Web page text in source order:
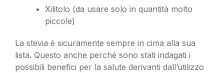
Xilitolo (da usare solo in quantità molto
piccole)
La stevia è sicuramente sempre in cima alla sua
lista. Questo anche perché sono stati indagati i
possibili benefici per la salute derivanti dall’utilizzo